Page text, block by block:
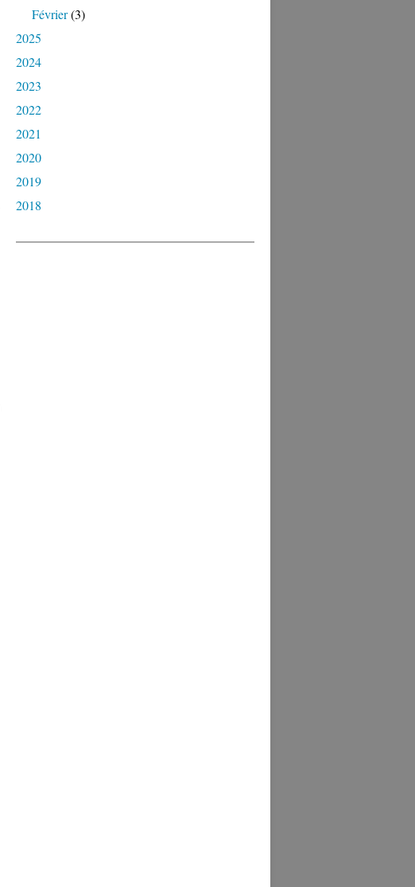
Février(3)
2025
2024
2023
2022
2021
2020
2019
2018